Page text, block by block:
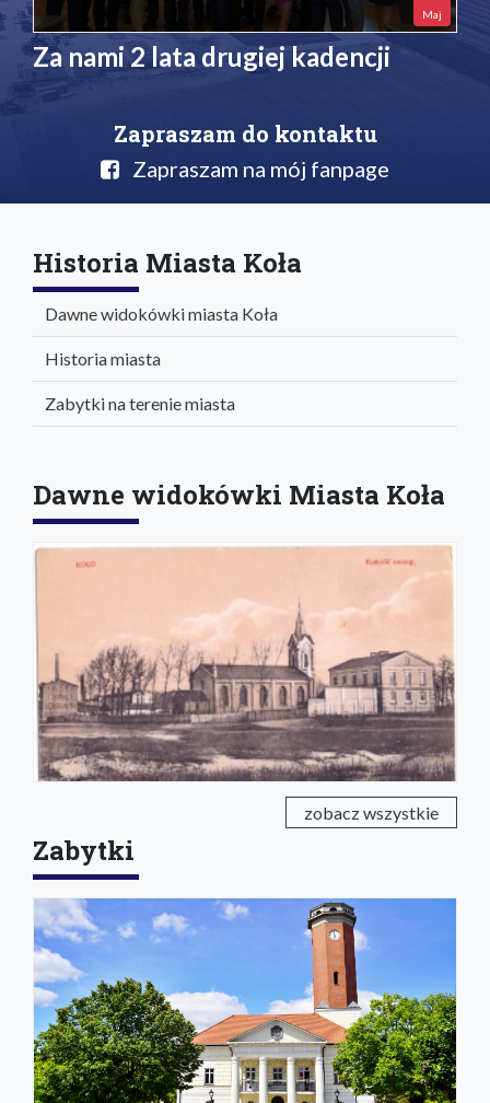
Maj
Za nami 2 lata drugiej kadencji
Zapraszam do kontaktu
Zapraszam na mój fanpage
Historia Miasta Koła
Dawne widokówki miasta Koła
Historia miasta
Zabytki na terenie miasta
Dawne widokówki Miasta Koła
zobacz wszystkie
Zabytki